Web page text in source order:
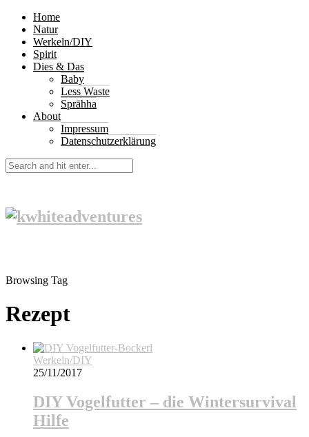
Home
Natur
Werkeln/DIY
Spirit
Dies & Das
Baby
Less Waste
Sprāhha
About
Impressum
Datenschutzerklärung
Browsing Tag
Rezept
Werkeln/DIY
25/11/2017
DIY Vogelfutter – die Wintersurvival
Hilfe